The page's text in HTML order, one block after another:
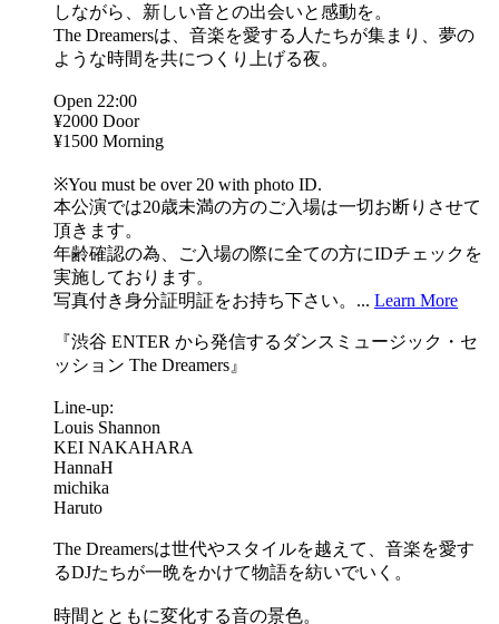
しながら、新しい音との出会いと感動を。
The Dreamersは、音楽を愛する人たちが集まり、夢の
ような時間を共につくり上げる夜。
Open 22:00
¥2000 Door
¥1500 Morning
※You must be over 20 with photo ID.
本公演では20歳未満の方のご入場は一切お断りさせて
頂きます。
年齢確認の為、ご入場の際に全ての方にIDチェックを
実施しております。
写真付き身分証明証をお持ち下さい。... Learn More
『渋谷 ENTER から発信するダンスミュージック・セ
ッション The Dreamers』
Line-up:
Louis Shannon
KEI NAKAHARA
HannaH
michika
Haruto
The Dreamersは世代やスタイルを越えて、音楽を愛す
るDJたちが一晩をかけて物語を紡いでいく。
時間とともに変化する音の景色。